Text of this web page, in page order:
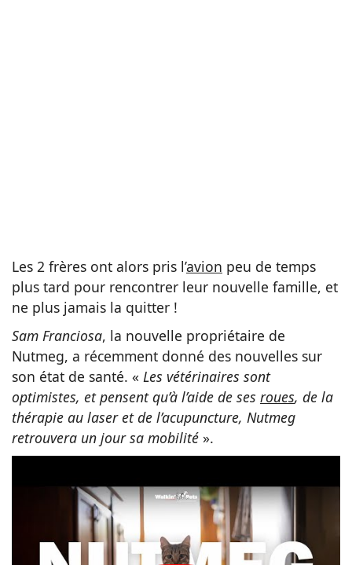
Les 2 frères ont alors pris l’avion peu de temps
plus tard pour rencontrer leur nouvelle famille, et
ne plus jamais la quitter !
Sam Franciosa, la nouvelle propriétaire de
Nutmeg, a récemment donné des nouvelles sur
son état de santé. « Les vétérinaires sont
optimistes, et pensent qu’à l’aide de ses roues, de la
thérapie au laser et de l’acupuncture, Nutmeg
retrouvera un jour sa mobilité ».